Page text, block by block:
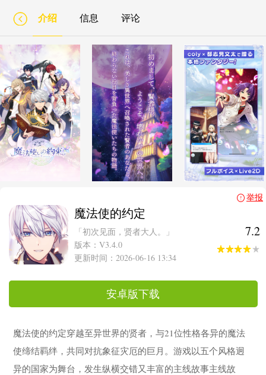
介绍 信息 评论
魔法使的约定
7.2
「初次见面，贤者大人。」
版本：V3.4.0
更新时间：2026-06-16 13:34
安卓版下载
举报
魔法使的约定穿越至异世界的贤者，与21位性格各异的魔法
使缔结羁绊，共同对抗象征灾厄的巨月。游戏以五个风格迥
异的国家为舞台，发生纵横交错又丰富的主线故事主线故